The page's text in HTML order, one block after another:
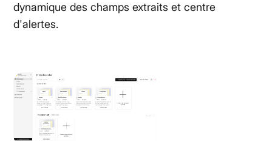
dynamique des champs extraits et centre
d'alertes.